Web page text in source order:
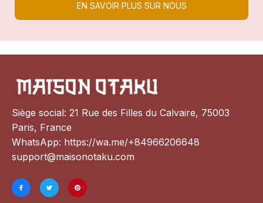
EN SAVOIR PLUS SUR NOUS
Siège social: 21 Rue des Filles du Calvaire, 75003
Paris, France
WhatsApp: https://wa.me/+84966206648
support@maisonotaku.com